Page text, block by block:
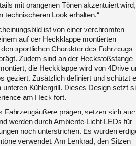
mit orangenen Tönen akzentuiert wird,
technischeren Look erhalten.“
ist von einer verchromten
auf der Heckklappe montierten
sportlichen Charakter des Fahrzeugs
Zudem sind an der Heckstoßstange
die Heckklappe wird von 4Drive
geziert. Zusätzlich definiert und schützt
unteren Kühlergrill. Dieses Design setzt
am Heck fort.
Fahrzeugäußere prägen, setzen sich
werden durch Ambiente-Licht-LEDs für
noch unterstrichen. Es wurden
verwendet. Am Lenkrad, den Sitzen